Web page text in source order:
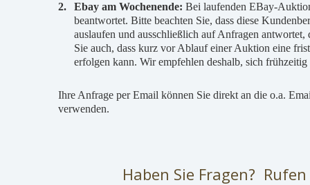
2. Ebay am Wochenende: Bei laufenden EBay-
beantwortet. Bitte beachten Sie, dass diese
auslaufen und ausschließlich auf Anfragen
Sie auch, dass kurz vor Ablauf einer Auktion eine
erfolgen kann. Wir empfehlen deshalb, sich
Ihre Anfrage per Email können Sie direkt an die o.a.
verwenden.
Haben Sie Fragen?